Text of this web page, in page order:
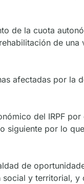
de la cuota
de
afectadas por la
del IRPF
siguiente por lo
de
y territorial, y